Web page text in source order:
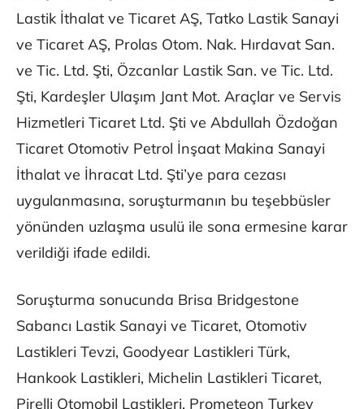
Lastik İthalat ve Ticaret AŞ, Tatko Lastik Sanayi
ve Ticaret AŞ, Prolas Otom. Nak. Hırdavat San.
ve Tic. Ltd. Şti, Özcanlar Lastik San. ve Tic. Ltd.
Şti, Kardeşler Ulaşım Jant Mot. Araçlar ve Servis
Hizmetleri Ticaret Ltd. Şti ve Abdullah Özdoğan
Ticaret Otomotiv Petrol İnşaat Makina Sanayi
İthalat ve İhracat Ltd. Şti’ye para cezası
uygulanmasına, soruşturmanın bu teşebbüsler
yönünden uzlaşma usulü ile sona ermesine karar
verildiği ifade edildi.
Soruşturma sonucunda Brisa Bridgestone
Sabancı Lastik Sanayi ve Ticaret, Otomotiv
Lastikleri Tevzi, Goodyear Lastikleri Türk,
Hankook Lastikleri, Michelin Lastikleri Ticaret,
Pirelli Otomobil Lastikleri, Prometeon Turkey